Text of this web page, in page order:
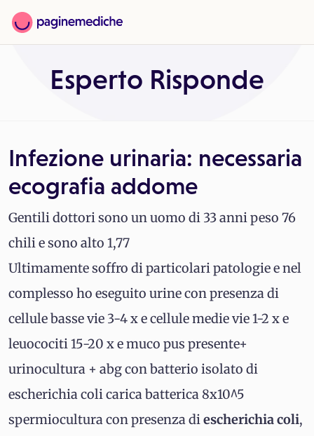
Esperto Risponde
Infezione urinaria: necessaria
ecografia addome
Gentili dottori sono un uomo di 33 anni peso 76
chili e sono alto 1,77
Ultimamente soffro di particolari patologie e nel
complesso ho eseguito urine con presenza di
cellule basse vie 3-4 x e cellule medie vie 1-2 x e
leuocociti 15-20 x e muco pus presente+
urinocultura + abg con batterio isolato di
escherichia coli carica batterica 8x10^5
spermiocultura con presenza diescherichia coli,